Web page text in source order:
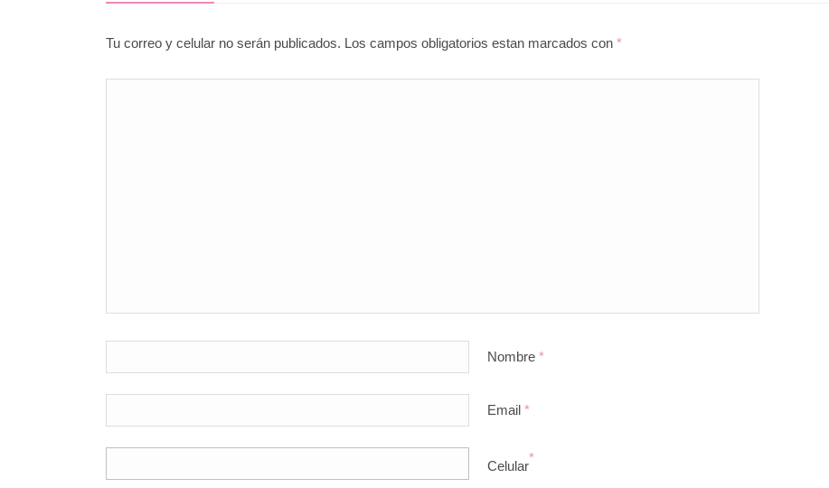
Tu correo y celular no serán publicados. Los campos obligatorios estan marcados con *
Nombre *
Email *
Celular
*